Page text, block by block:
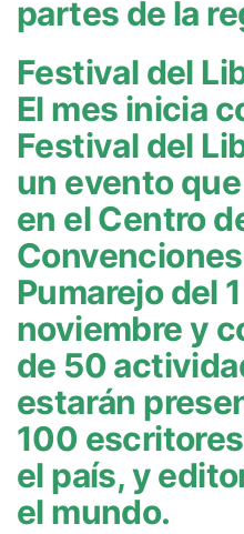
partes de la
Festival del
El mes inicia
Festival del
un evento
en el Centro
Pumarejo del
noviembre y
de 50
estarán
100
el país, y
el mundo.